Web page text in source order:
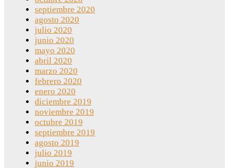
septiembre 2020
agosto 2020
julio 2020
junio 2020
mayo 2020
abril 2020
marzo 2020
febrero 2020
enero 2020
diciembre 2019
noviembre 2019
octubre 2019
septiembre 2019
agosto 2019
julio 2019
junio 2019